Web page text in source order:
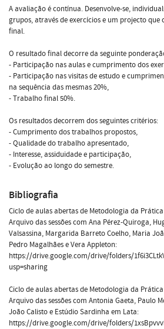
A avaliação é contínua. Desenvolve-se,
grupos, através de exercícios e um projecto
final.
O resultado final decorre da seguinte
- Participação nas aulas e cumprimento dos
- Participação nas visitas de estudo e
na sequência das mesmas 20%,
- Trabalho final 50%.
Os resultados decorrem dos seguintes critérios:
- Cumprimento dos trabalhos propostos,
- Qualidade do trabalho apresentado,
- Interesse, assiduidade e participação,
- Evolução ao longo do semestre.
Bibliografia
Ciclo de aulas abertas de Metodologia da
Arquivo das sessões com Ana Pérez-Quiroga,
Valsassina, Margarida Barreto Coelho, Maria
Pedro Magalhães e Vera Appleton:
https://drive.google.com/drive/folders/
usp=sharing
Ciclo de aulas abertas de Metodologia da
Arquivo das sessões com Antonia Gaeta, Paulo
João Calisto e Estúdio Sardinha em Lata:
https://drive.google.com/drive/folders/